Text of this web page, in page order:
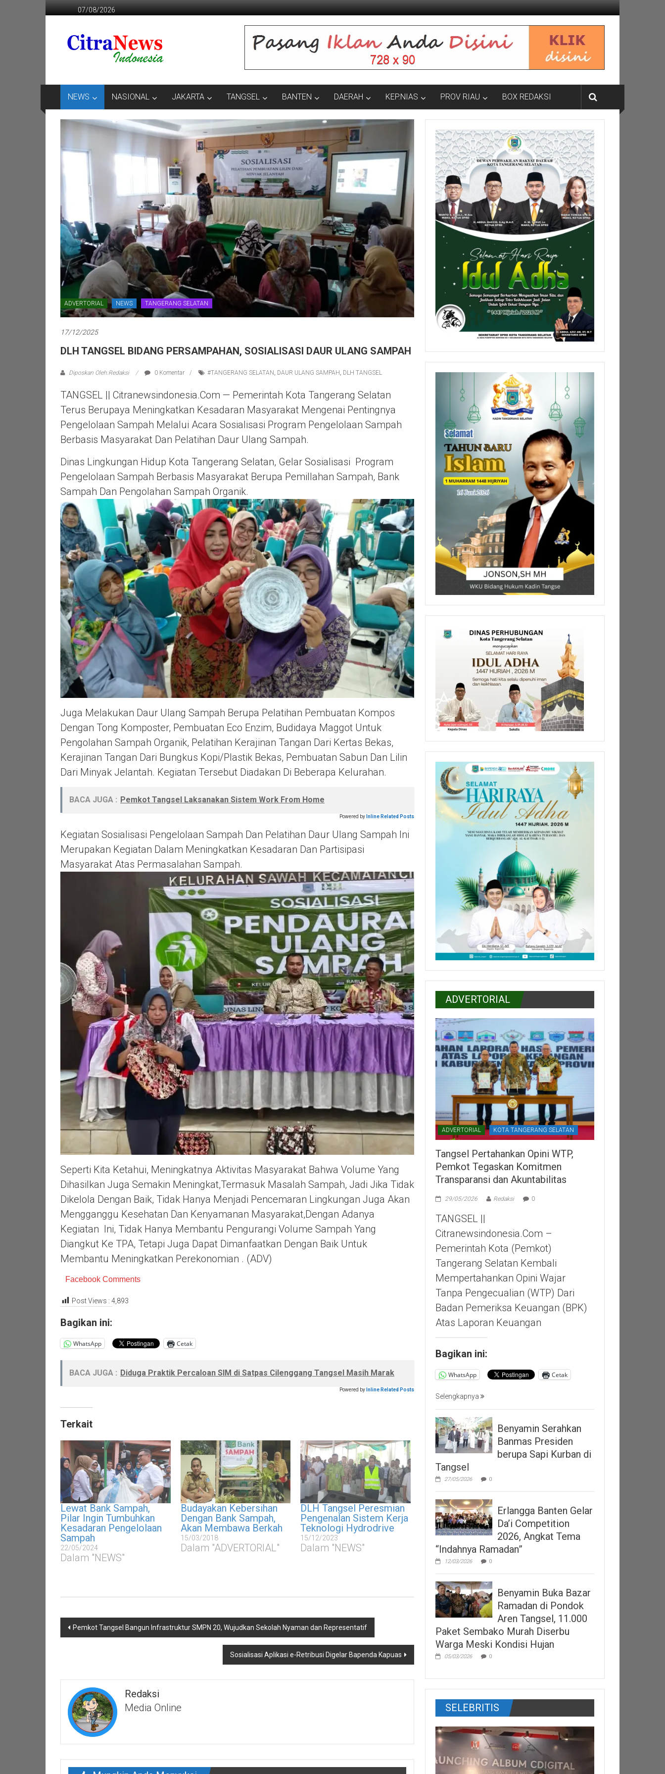
ke
07/08/2026
CITRANEWS
INDONESIA
NEWS NASIONAL JAKARTA TANGSEL BANTEN DAERAH KEP.NIAS PROV RIAU BOX REDAKSI
ADVERTORIAL NEWS TANGERANG SELATAN
17/12/2025
DLH TANGSEL BIDANG PERSAMPAHAN, SOSIALISASI DAUR ULANG SAMPAH
Diposkan Oleh:Redaksi 0 Komentar #TANGERANG SELATAN , DAUR ULANG SAMPAH, DLH TANGSEL
TANGSEL || Citranewsindonesia.com — Pemerintah Kota Tangerang Selatan
Terus Berupaya Meningkatkan Kesadaran Masyarakat Mengenai Pentingnya
Pengelolaan Sampah Melalui Acara Sosialisasi Program Pengelolaan Sampah
Berbasis Masyarakat Dan Pelatihan Daur Ulang Sampah.
Dinas Lingkungan Hidup Kota Tangerang Selatan, Gelar Sosialisasi Program
Pengelolaan Sampah Berbasis Masyarakat Berupa Pemillahan Sampah, Bank
Sampah Dan Pengolahan Sampah Organik.
Juga Melakukan Daur Ulang Sampah Berupa Pelatihan Pembuatan Kompos
Dengan Tong Komposter, Pembuatan Eco Enzim, Budidaya Maggot Untuk
Pengolahan Sampah Organik, Pelatihan Kerajinan Tangan Dari Kertas Bekas,
Kerajinan Tangan Dari Bungkus Kopi/plastik Bekas, Pembuatan Sabun Dan Lilin
Dari Minyak Jelantah. Kegiatan Tersebut Diadakan Di Beberapa Kelurahan.
BACA JUGA : Pemkot Tangsel Laksanakan Sistem Work From Home
Powered by Inline Related Posts
Kegiatan Sosialisasi Pengelolaan Sampah Dan Pelatihan Daur Ulang Sampah Ini
Merupakan Kegiatan Dalam Meningkatkan Kesadaran Dan Partisipasi
Masyarakat Atas Permasalahan Sampah.
Seperti Kita Ketahui, Meningkatnya Aktivitas Masyarakat Bahwa Volume Yang
Dihasilkan Juga Semakin Meningkat,termasuk Masalah Sampah, Jadi Jika Tidak
Dikelola Dengan Baik, Tidak Hanya Menjadi Pencemaran Lingkungan Juga Akan
Mengganggu Kesehatan Dan Kenyamanan Masyarakat,Dengan Adanya
Kegiatan Ini, Tidak Hanya Membantu Pengurangi Volume Sampah Yang
Diangkut Ke TPA, Tetapi Juga Dapat Dimanfaatkan Dengan Baik Untuk
Membantu Meningkatkan Perekonomian . (ADV)
Facebook Comments
Post Views : 4,893
Bagikan ini:
WhatsApp Cetak
BACA JUGA : Diduga Praktik Percaloan SIM di Satpas Cilenggang Tangsel Masih Marak
Powered by Inline Related Posts
Terkait
Lewat Bank Sampah,
Pilar Ingin Tumbuhkan
Kesadaran Pengelolaan
Sampah
22/05/2024
Dalam "NEWS"
Budayakan Kebersihan
Dengan Bank Sampah,
Akan Membawa Berkah
15/03/2018
Dalam "ADVERTORIAL"
DLH Tangsel Peresmian
Pengenalan Sistem Kerja
Teknologi Hydrodrive
15/12/2023
Dalam "NEWS"
Navigasi
pos
Pemkot Tangsel Bangun Infrastruktur SMPN 20, Wujudkan Sekolah Nyaman dan Representatif
Sosialisasi Aplikasi e-Retribusi Digelar Bapenda Kapuas
Redaksi
Media Online
ADVERTORIAL
ADVERTORIAL KOTA TANGERANG SELATAN
Tangsel Pertahankan Opini WTP,
Pemkot Tegaskan Komitmen
Transparansi dan Akuntabilitas
29/05/2026 Redaksi 0
TANGSEL ||
Citranewsindonesia.com –
Pemerintah Kota (Pemkot)
Tangerang Selatan Kembali
Mempertahankan Opini Wajar
Tanpa Pengecualian (WTP) Dari
Badan Pemeriksa Keuangan (BPK)
Atas Laporan Keuangan
Bagikan ini:
WhatsApp Cetak
Selengkapnya
Benyamin Serahkan
Banmas Presiden
berupa Sapi Kurban di
Tangsel
27/05/2026 0
Erlangga Banten Gelar
Da’i Competition
2026, Angkat Tema
“Indahnya Ramadan”
12/03/2026 0
Benyamin Buka Bazar
Ramadan di Pondok
Aren Tangsel, 11.000
Paket Sembako Murah Diserbu
Warga Meski Kondisi Hujan
05/03/2026 0
SELEBRITIS